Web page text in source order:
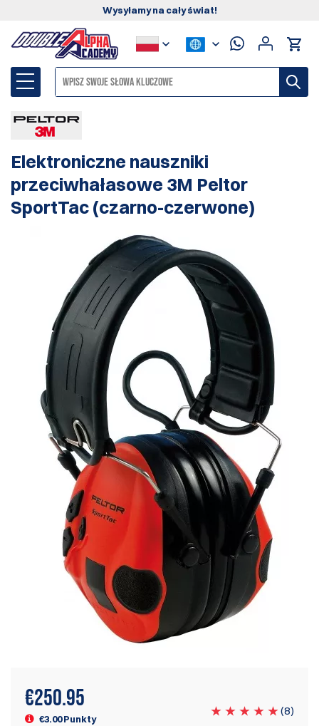
Wysyłamy na cały świat!
Elektroniczne nauszniki
przeciwhałasowe 3M Peltor
SportTac (czarno-czerwone)
€250.95
€3.00 Punkty
(8)